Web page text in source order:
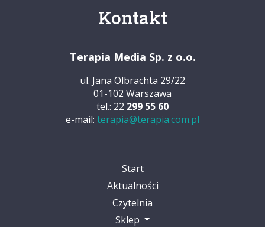
Kontakt
Terapia Media Sp. z o.o.
ul. Jana Olbrachta 29/22
01-102 Warszawa
tel.: 22 299 55 60
e-mail: terapia@terapia.com.pl
Start
Aktualności
Czytelnia
Sklep